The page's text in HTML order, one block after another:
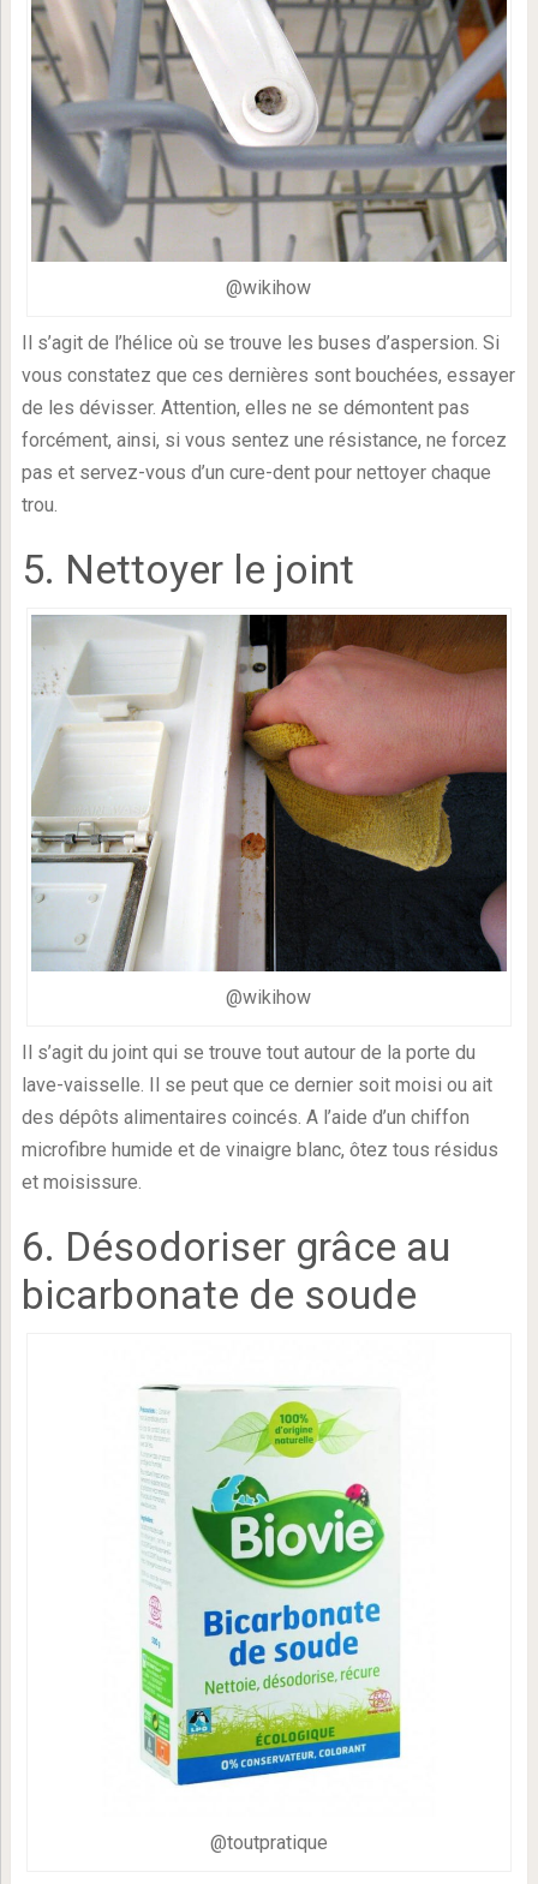
@wikihow
Il s’agit de l’hélice où se trouve les buses d’aspersion. Si
vous constatez que ces dernières sont bouchées, essayer
de les dévisser. Attention, elles ne se démontent pas
forcément, ainsi, si vous sentez une résistance, ne forcez
pas et servez-vous d’un cure-dent pour nettoyer chaque
trou.
5. Nettoyer le joint
@wikihow
Il s’agit du joint qui se trouve tout autour de la porte du
lave-vaisselle. Il se peut que ce dernier soit moisi ou ait
des dépôts alimentaires coincés. A l’aide d’un chiffon
microfibre humide et de vinaigre blanc, ôtez tous résidus
et moisissure.
6. Désodoriser grâce au
bicarbonate de soude
@toutpratique